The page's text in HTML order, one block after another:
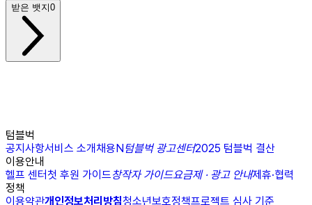
받은 뱃지0
텀블벅
공지사항서비스 소개채용N텀블벅 광고센터2025 텀블벅 결산
이용안내
헬프 센터첫 후원 가이드창작자 가이드요금제 · 광고 안내제휴·협력
정책
이용약관개인정보처리방침청소년보호정책프로젝트 심사 기준